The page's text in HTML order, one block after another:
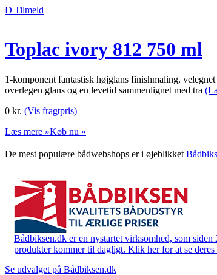
D Tilmeld
Toplac ivory 812 750 ml
1-komponent fantastisk højglans finishmaling,
overlegen glans og en levetid sammenlignet med tra
0 kr. (Vis fragtpris)
Læs mere »Køb nu »
De mest populære bådwebshops er i øjeblikket
Bådbiksen.dk er en nystartet virksomhed, som
produkter kommer til dagligt. Klik her for at se deres
Se udvalget på Bådbiksen.dk